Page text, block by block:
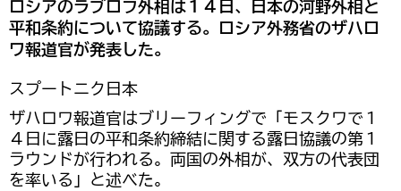
ロシアのラブロフ外相は１４日、日本の河野外相と
平和条約について協議する。ロシア外務省のザハロ
ワ報道官が発表した。
スプートニク日本
ザハロワ報道官はブリーフィングで「モスクワで１
４日に露日の平和条約締結に関する露日協議の第１
ラウンドが行われる。両国の外相が、双方の代表団
を率いる」と述べた。